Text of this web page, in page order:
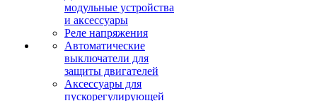
модульные устройства
и аксессуары
Реле напряжения
Автоматические
выключатели для
защиты двигателей
Аксессуары для
пускорегулирующей